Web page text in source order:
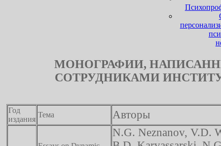
МОНОГРАФИИ,
СОТРУДНИКАМИ
Год
издания
Тема Авторы
N.G. Neznanov, V.D.